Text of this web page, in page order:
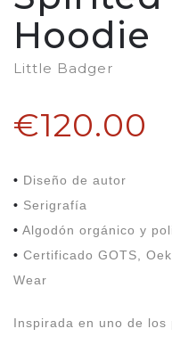
Hoodie
Little Badger
€120.00
• Diseño de autor
• Serigrafía
• Algodón orgánico y
• Certificado GOTS,
Wear
Inspirada en uno de los